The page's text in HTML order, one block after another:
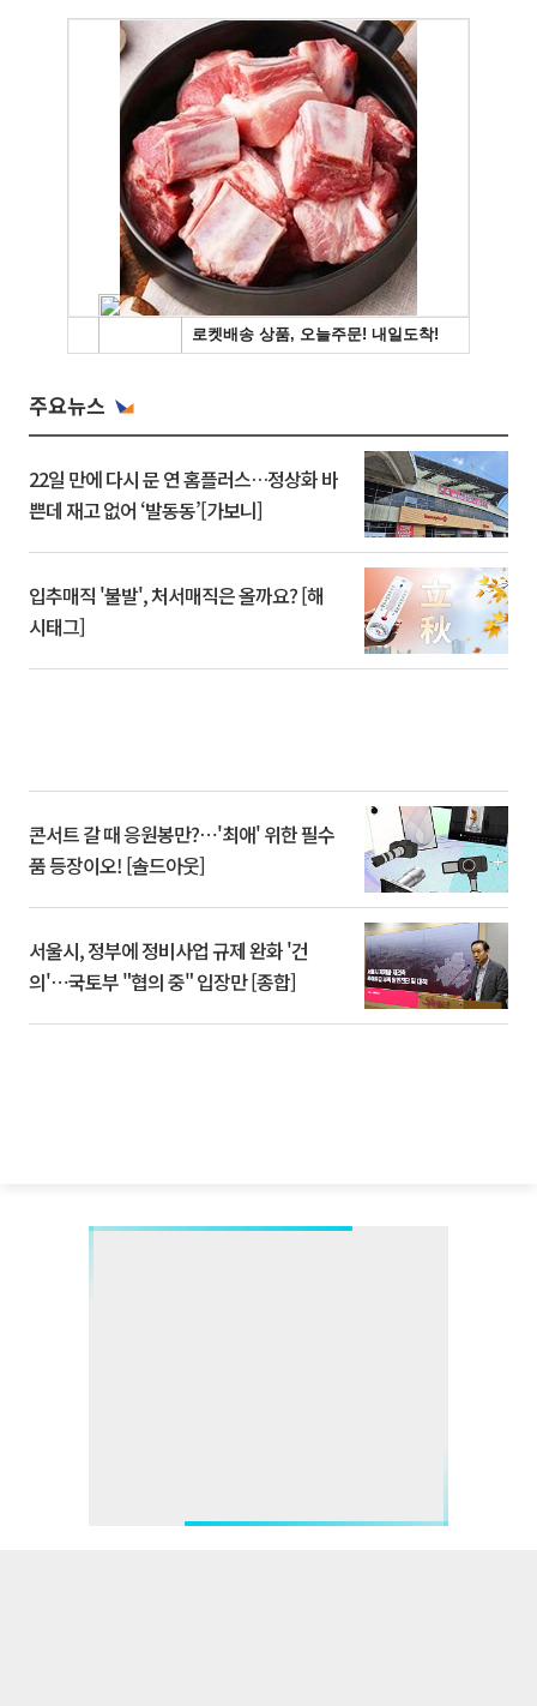
주요뉴스
22일 만에 다시 문 연 홈플러스…정상화 바
쁜데 재고 없어 ‘발동동’[가보니]
입추매직 '불발', 처서매직은 올까요? [해
시태그]
콘서트 갈 때 응원봉만?⋯'최애' 위한 필수
품 등장이오! [솔드아웃]
서울시, 정부에 정비사업 규제 완화 '건
의'⋯국토부 "협의 중" 입장만 [종합]